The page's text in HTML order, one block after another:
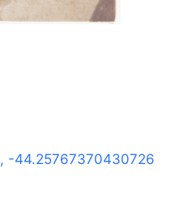
, -44.25767370430726